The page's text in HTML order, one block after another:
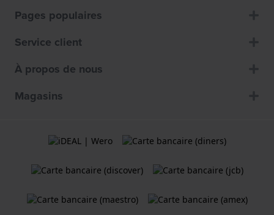
Pages populaires
Service client
À propos de nous
Magasins